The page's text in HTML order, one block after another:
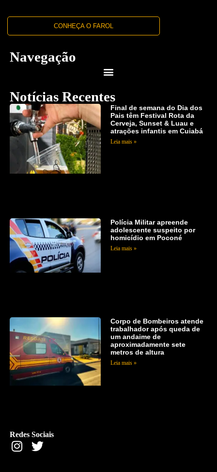
CONHEÇA O FAROL
Navegação
Notícias Recentes
Final de semana do Dia dos
Pais têm Festival Rota da
Cerveja, Sunset & Luau e
atrações infantis em Cuiabá
Leia mais »
Polícia Militar apreende
adolescente suspeito por
homicídio em Poconé
Leia mais »
Corpo de Bombeiros atende
trabalhador após queda de
um andaime de
aproximadamente sete
metros de altura
Leia mais »
Redes Sociais